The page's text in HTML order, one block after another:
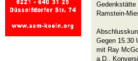
Gedenkstätte
Ramstein-
Gegen 15.30
mit Ray
a.D.,